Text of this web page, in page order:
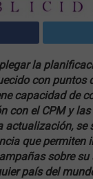
la
con puntos
capacidad de
con el CPM y
actualización, se
que permiten
sobre su
país del